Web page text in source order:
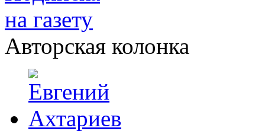
Авторская колонка